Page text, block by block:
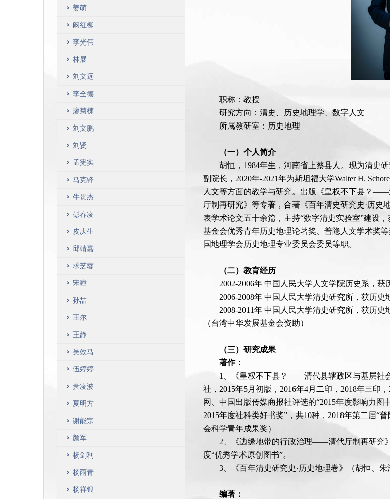
姜萌
阚红柳
李光伟
林展
刘文远
李全德
廖菊楝
刘文鹏
刘贤
孟宪实
马克锋
牛贯杰
彭春凌
皮庆生
邱靖嘉
求芝蓉
宋瞳
孙喆
王尔
王静
吴效马
伍婷婷
萧凌波
夏明方
谢能宗
颜军
杨剑利
杨雨青
杨祥银
职称：教授
研究方向：清史、历史地理学、数字人文
所属教研室：历史地理
（一）个人简介
胡恒，1984年生，河南省上蔡县人。现为清史
副院长，2020年-2021年为斯坦福大学Walter H.
人文等方面的教学与研究。出版《皇权不下县？
厅制再研究》等专著，合著《百年清史研究史·历
表学术论文五十余篇，主持“数字清史实验室”建设
基金会优秀青年历史地理论著奖、普隐人文学术奖
国地理学会历史地理专业委员会委员等职。
（二）教育经历
2002-2006年 中国人民大学人文学院历史系，获
2006-2008年 中国人民大学清史研究所，获历史
2008-2011年 中国人民大学清史研究所，获历
（台湾中华发展基金会资助）
（三）研究成果
著作：
1、《皇权不下县？——清代县辖政区与基层社
社，2015年5月初版，2016年4月二印，2018年三印
网、中国出版传媒商报社评选的“2015年度影响力
2015年度社科类好书奖”，共10种，2018年第二届“
会科学青年成果奖）
2、《边缘地带的行政治理——清代厅制再研究
度“优秀学术原创图书”。
3、《百年清史研究史·历史地理卷》（胡恒、
编著：